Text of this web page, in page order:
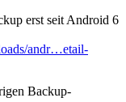
erst seit Android 6
andr…etail-
Backup-